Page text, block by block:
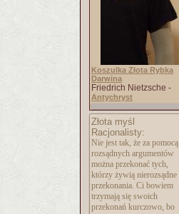
Koszulka Złota Rybka
Darwina
Friedrich Nietzsche -
Antychryst
Złota myśl
Racjonalisty:
Nie jest tak, że za pomocą
rozsądnych argumentów
można przekonać tych,
którzy żywią nierozsądne
przekonania. Ci bowiem
trzymają się swoich
przekonań kurczowo, bo